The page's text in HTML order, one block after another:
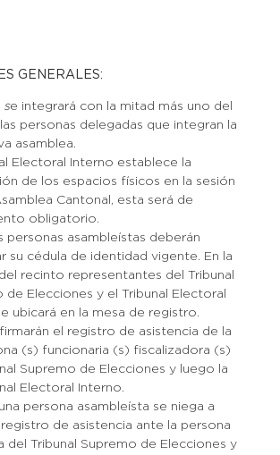
GENERALES:
se integrará con la mitad más uno del
personas delegadas que integran la
asamblea.
Electoral Interno establece la
de los espacios físicos en la sesión
Cantonal, esta será de
obligatorio.
personas asambleístas deberán
su cédula de identidad vigente. En la
recinto representantes del Tribunal
de Elecciones y el Tribunal Electoral
ubicará en la mesa de registro.
el registro de asistencia de la
(s) funcionaria (s) fiscalizadora (s)
Supremo de Elecciones y luego la
Electoral Interno.
persona asambleísta se niega a
de asistencia ante la persona
del Tribunal Supremo de Elecciones y